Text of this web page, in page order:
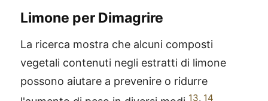
Limone per Dimagrire
La ricerca mostra che alcuni composti
vegetali contenuti negli estratti di limone
possono aiutare a prevenire o ridurre
13, 14